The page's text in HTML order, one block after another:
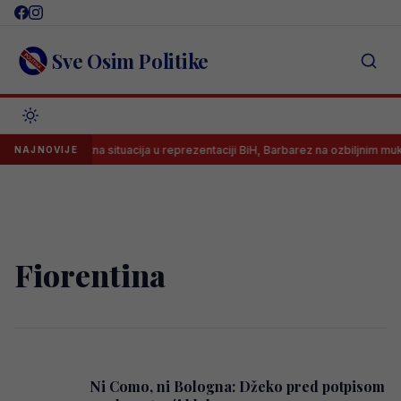
Skip
content Sve Osim Politike
NAJNOVIJE
Alarmantna situacija u reprezentaciji BiH, Barbarez na ozbiljnim
Fiorentina
Ni Como, ni Bologna: Džeko pred potpisom